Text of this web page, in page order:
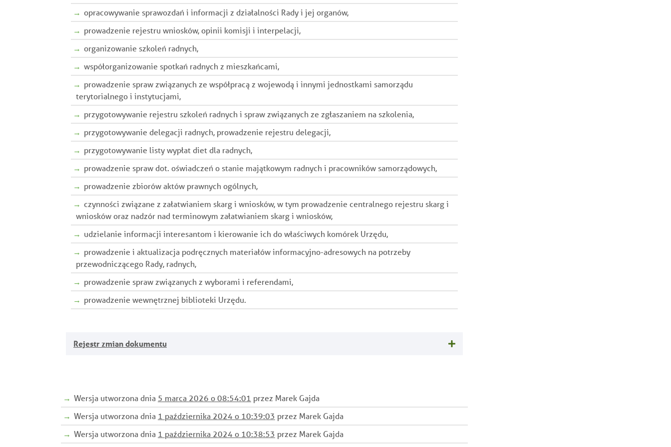
opracowywanie sprawozdań i informacji z działalności Rady i jej organów,
prowadzenie rejestru wniosków, opinii komisji i interpelacji,
organizowanie szkoleń radnych,
współorganizowanie spotkań radnych z mieszkańcami,
prowadzenie spraw związanych ze współpracą z wojewodą i innymi jednostkami samorządu
terytorialnego i instytucjami,
przygotowywanie rejestru szkoleń radnych i spraw związanych ze zgłaszaniem na szkolenia,
przygotowywanie delegacji radnych, prowadzenie rejestru delegacji,
przygotowywanie listy wypłat diet dla radnych,
prowadzenie spraw dot. oświadczeń o stanie majątkowym radnych i pracowników samorządowych,
prowadzenie zbiorów aktów prawnych ogólnych,
czynności związane z załatwianiem skarg i wniosków, w tym prowadzenie centralnego rejestru skarg i
wniosków oraz nadzór nad terminowym załatwianiem skarg i wniosków,
udzielanie informacji interesantom i kierowanie ich do właściwych komórek Urzędu,
prowadzenie i aktualizacja podręcznych materiałów informacyjno-adresowych na potrzeby
przewodniczącego Rady, radnych,
prowadzenie spraw związanych z wyborami i referendami,
prowadzenie wewnętrznej biblioteki Urzędu.
Rejestr zmian dokumentu
Wersja utworzona dnia 5 marca 2026 o 08:54:01 przez Marek Gajda
Wersja utworzona dnia 1 października 2024 o 10:39:03 przez Marek Gajda
Wersja utworzona dnia 1 października 2024 o 10:38:53 przez Marek Gajda
przetwarzane będą przez okres niezbędny do osiągnięcia
celu przetwarzania oraz terminów wynikających z przepisów
prawa. Zgoda może zostać wycofana w dowolnym momencie
w formie oświadczenia złożonego tą samą drogą.
Szczegółowe zasady przetwarzania danych przedstawiono na
Polityka Prywatności
takich danych oraz uchylenia dyrektywy 95/46/WE. Dane
osobowe przetwarzane będą przez czas nieokreślony, do
momentu wycofania zgody. Zgodę można wycofać w każdym
momencie, klikając stosowny link znajdujący się w
otrzymanych wiadomościach e-mail. Szczegółowe zasady
Polityka Prywatności